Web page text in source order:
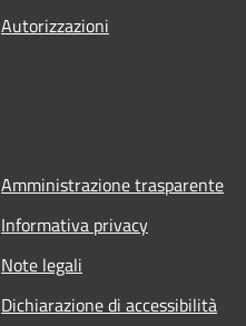
Autorizzazioni
Amministrazione trasparente
Informativa privacy
Note legali
Dichiarazione di accessibilità